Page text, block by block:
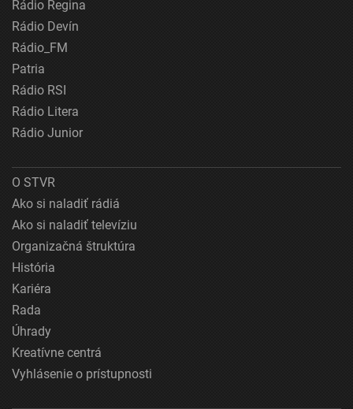
Rádio Regina
Rádio Devín
Rádio_FM
Patria
Rádio RSI
Rádio Litera
Rádio Junior
O STVR
Ako si naladiť rádiá
Ako si naladiť televíziu
Organizačná štruktúra
História
Kariéra
Rada
Úhrady
Kreatívne centrá
Vyhlásenie o prístupnosti